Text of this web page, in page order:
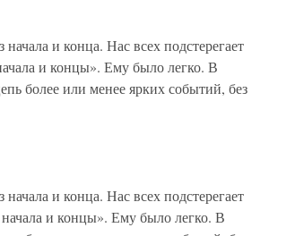
и конца. Нас всех подстерегает
и концы». Ему было легко. В
более или менее ярких событий, без
и конца. Нас всех подстерегает
и концы». Ему было легко. В